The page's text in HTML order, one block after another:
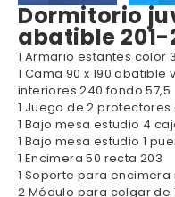
Dormitorio
abatible 201-
1 Armario estantes color
1 Cama 90 x 190
interiores 240 fondo 57,5
1 Juego de 2
1 Bajo mesa estudio 4
1 Bajo mesa estudio 1
1 Encimera 50 recta 203
1 Soporte para
2 Módulo para colgar de